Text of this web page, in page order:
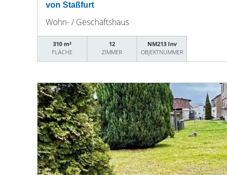
von Staßfurt
Wohn- / Geschäftshaus
310 m²
FLÄCHE
12
ZIMMER
NM213 Inv
OBJEKTNUMMER